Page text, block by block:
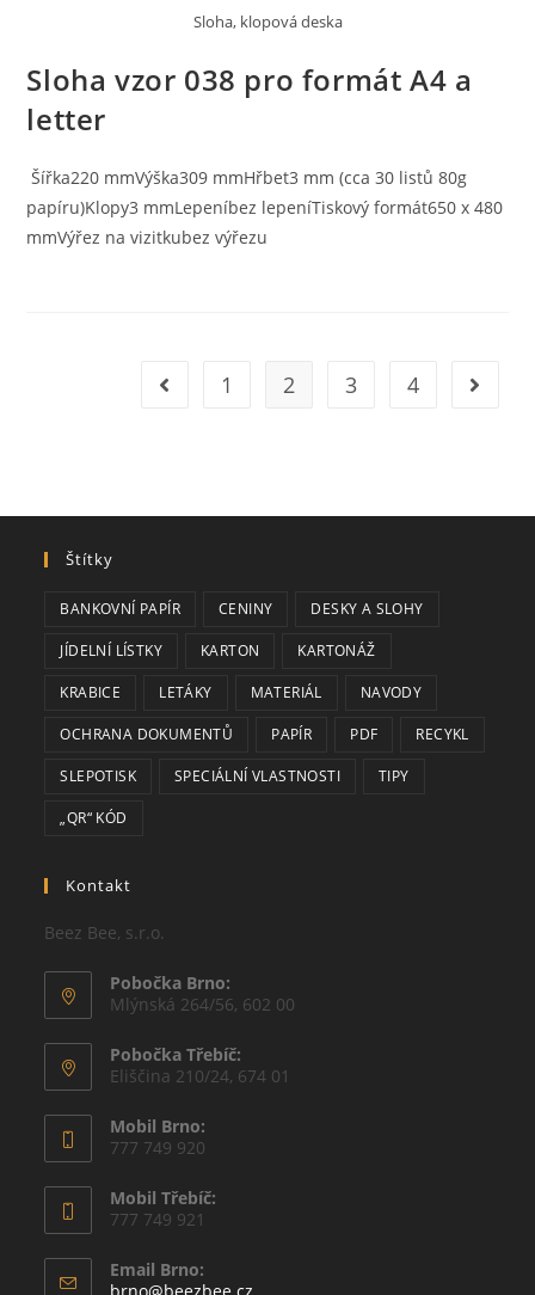
Sloha, klopová deska
Sloha vzor 038 pro formát A4 a
letter
Šířka220 mmVýška309 mmHřbet3 mm (cca 30 listů 80g
papíru)Klopy3 mmLepeníbez lepeníTiskový formát650 x 480
mmVýřez na vizitkubez výřezu
Jít na předchozí stránku
1 2 3 4 Jít na
Štítky
BANKOVNÍ PAPÍR CENINY DESKY A SLOHY
JÍDELNÍ LÍSTKY KARTON KARTONÁŽ
KRABICE LETÁKY MATERIÁL NAVODY
OCHRANA DOKUMENTŮ PAPÍR PDF RECYKL
SLEPOTISK SPECIÁLNÍ VLASTNOSTI TIPY
„QR“ KÓD
Kontakt
Beez Bee, s.r.o.
Pobočka Brno:
Mlýnská 264/56, 602 00
Pobočka Třebíč:
Eliščina 210/24, 674 01
Mobil Brno:
777 749 920
Mobil Třebíč:
777 749 921
Email Brno:
brno@beezbee.cz